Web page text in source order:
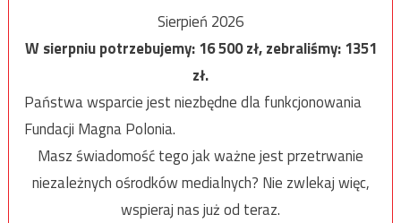
Sierpień 2026
W sierpniu potrzebujemy:16 500zł, zebraliśmy:1351
zł.
Państwa wsparcie jest niezbędne dla funkcjonowania
Fundacji Magna Polonia.
Masz świadomość tego jak ważne jest przetrwanie
niezależnych ośrodków medialnych? Nie zwlekaj więc,
wspieraj nas już od teraz.